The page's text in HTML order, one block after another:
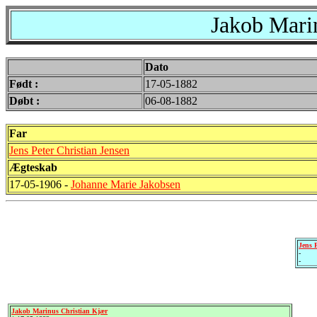
Jakob
Dato
Født :
17-05-1882
Døbt :
06-08-1882
Far
Jens Peter Christian Jensen
Ægteskab
17-05-1906 - Johanne Marie Jakobsen
Jakob Marinus Christian Kjær
Jens
-
-